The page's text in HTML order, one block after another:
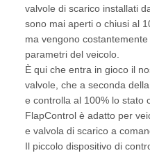
valvole di scarico installati
sono mai aperti o chiusi al
ma vengono
parametri del veicolo.
È qui che entra in gioco il
valvole, che a seconda
e controlla al 100% lo stato
FlapControl è adatto per
e valvola di scarico a
Il piccolo dispositivo di